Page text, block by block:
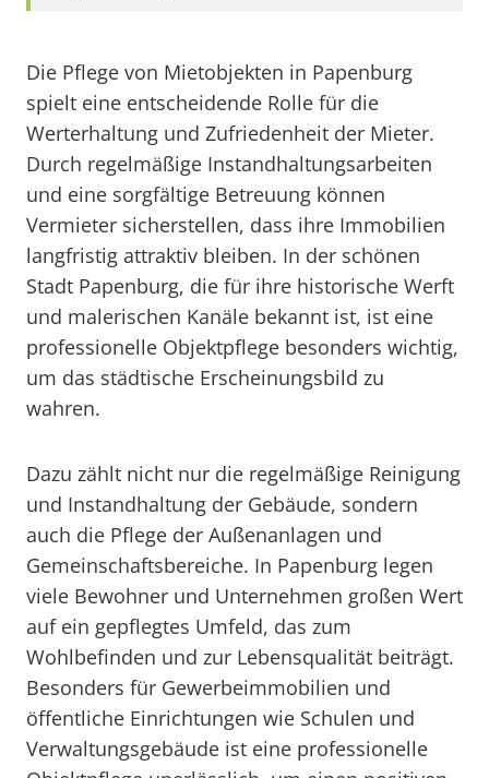
Die Pflege von Mietobjekten in Papenburg
spielt eine entscheidende Rolle für die
Werterhaltung und Zufriedenheit der Mieter.
Durch regelmäßige Instandhaltungsarbeiten
und eine sorgfältige Betreuung können
Vermieter sicherstellen, dass ihre Immobilien
langfristig attraktiv bleiben. In der schönen
Stadt Papenburg, die für ihre historische Werft
und malerischen Kanäle bekannt ist, ist eine
professionelle Objektpflege besonders wichtig,
um das städtische Erscheinungsbild zu
wahren.
Dazu zählt nicht nur die regelmäßige Reinigung
und Instandhaltung der Gebäude, sondern
auch die Pflege der Außenanlagen und
Gemeinschaftsbereiche. In Papenburg legen
viele Bewohner und Unternehmen großen Wert
auf ein gepflegtes Umfeld, das zum
Wohlbefinden und zur Lebensqualität beiträgt.
Besonders für Gewerbeimmobilien und
öffentliche Einrichtungen wie Schulen und
Verwaltungsgebäude ist eine professionelle